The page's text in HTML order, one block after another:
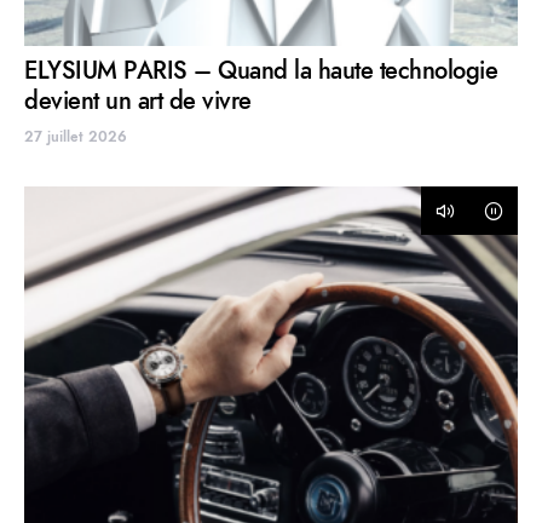
ELYSIUM PARIS – Quand la haute technologie
devient un art de vivre
27 juillet 2026